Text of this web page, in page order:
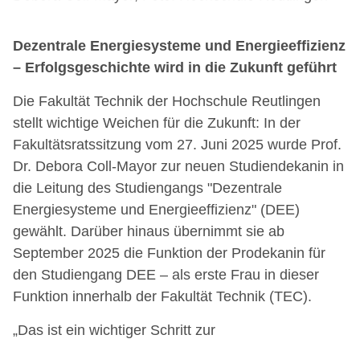
Dezentrale Energiesysteme und Energieeffizienz
– Erfolgsgeschichte wird in die Zukunft geführt
Die Fakultät Technik der Hochschule Reutlingen
stellt wichtige Weichen für die Zukunft: In der
Fakultätsratssitzung vom 27. Juni 2025 wurde Prof.
Dr. Debora Coll-Mayor zur neuen Studiendekanin in
die Leitung des Studiengangs "Dezentrale
Energiesysteme und Energieeffizienz" (DEE)
gewählt. Darüber hinaus übernimmt sie ab
September 2025 die Funktion der Prodekanin für
den Studiengang DEE – als erste Frau in dieser
Funktion innerhalb der Fakultät Technik (TEC).
„Das ist ein wichtiger Schritt zur